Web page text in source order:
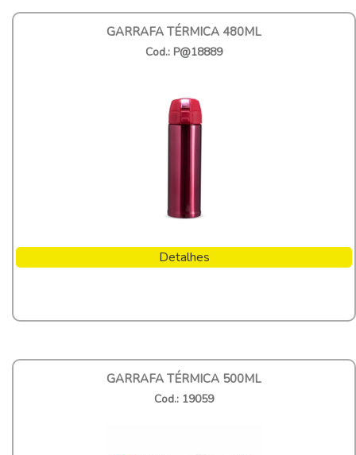
GARRAFA TÉRMICA 480ML
Cod.: P@18889
Detalhes
GARRAFA TÉRMICA 500ML
Cod.: 19059